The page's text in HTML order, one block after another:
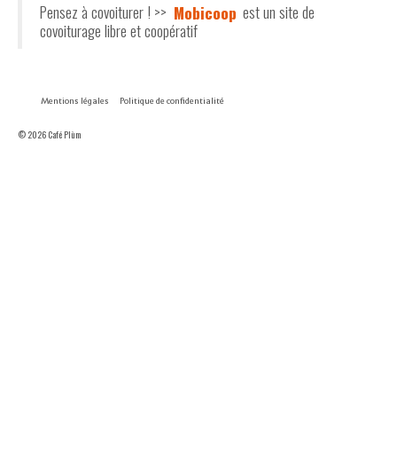
Pensez à covoiturer ! >> Mobicoop est un site de
covoiturage libre et coopératif
Mentions légales Politique de confidentialité
© 2026 Café Plùm